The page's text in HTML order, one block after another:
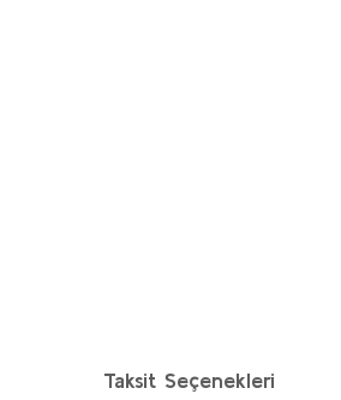
Taksit Seçenekleri